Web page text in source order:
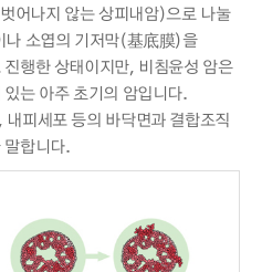
어나지 않는 상피내암)으로 나눌
나 소엽의 기저막(基底膜)을
행한 상태이지만, 비침윤성 암은
는 아주 초기의 암입니다.
피세포 등의 바닥면과 결합조직
합니다.